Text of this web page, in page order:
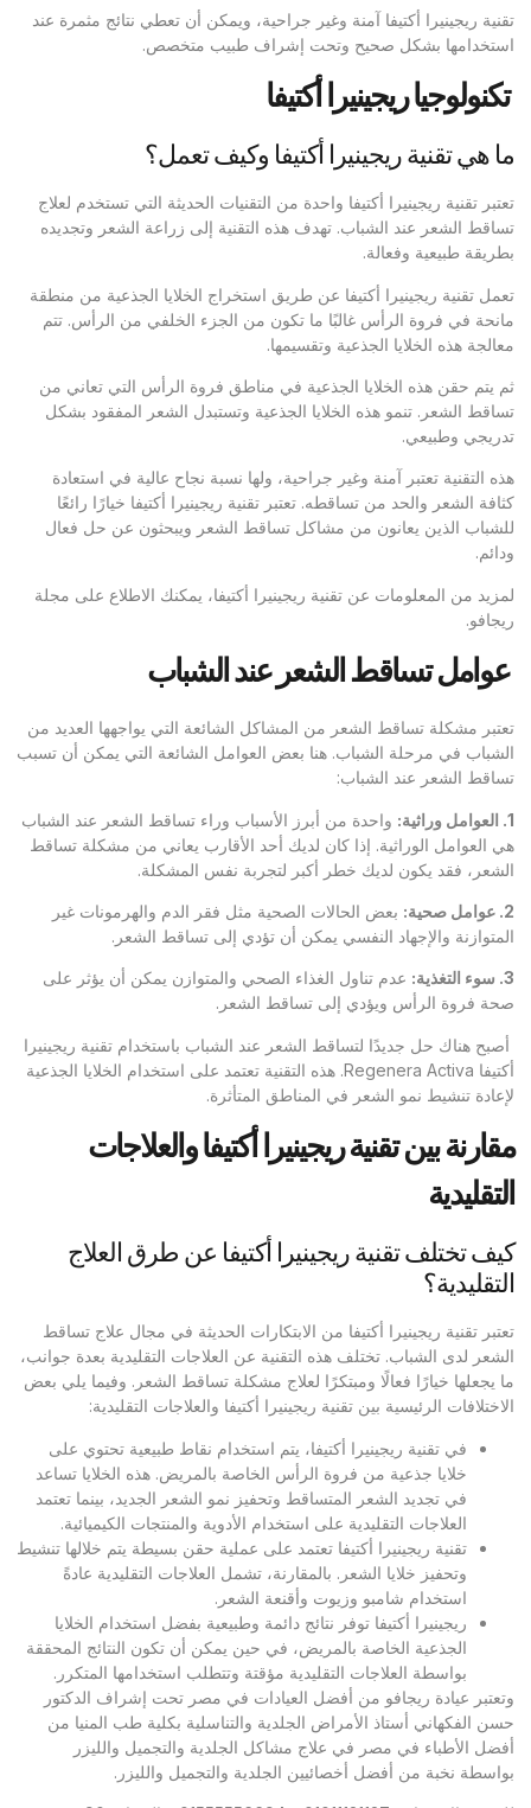
تقنية ريجينيرا أكتيفا آمنة وغير جراحية، ويمكن أن تعطي نتائج مثمرة عند
استخدامها بشكل صحيح وتحت إشراف طبيب متخصص.
تكنولوجيا ريجينيرا أكتيفا
ما هي تقنية ريجينيرا أكتيفا وكيف تعمل؟
تعتبر تقنية ريجينيرا أكتيفا واحدة من التقنيات الحديثة التي تستخدم لعلاج
تساقط الشعر عند الشباب. تهدف هذه التقنية إلى زراعة الشعر وتجديده
بطريقة طبيعية وفعالة.
تعمل تقنية ريجينيرا أكتيفا عن طريق استخراج الخلايا الجذعية من منطقة
مانحة في فروة الرأس غالبًا ما تكون من الجزء الخلفي من الرأس. تتم
معالجة هذه الخلايا الجذعية وتقسيمها.
ثم يتم حقن هذه الخلايا الجذعية في مناطق فروة الرأس التي تعاني من
تساقط الشعر. تنمو هذه الخلايا الجذعية وتستبدل الشعر المفقود بشكل
تدريجي وطبيعي.
هذه التقنية تعتبر آمنة وغير جراحية، ولها نسبة نجاح عالية في استعادة
كثافة الشعر والحد من تساقطه. تعتبر تقنية ريجينيرا أكتيفا خيارًا رائعًا
للشباب الذين يعانون من مشاكل تساقط الشعر ويبحثون عن حل فعال
ودائم.
لمزيد من المعلومات عن تقنية ريجينيرا أكتيفا، يمكنك الاطلاع على مجلة
ريجافو.
عوامل تساقط الشعر عند الشباب
تعتبر مشكلة تساقط الشعر من المشاكل الشائعة التي يواجهها العديد من
الشباب في مرحلة الشباب. هنا بعض العوامل الشائعة التي يمكن أن تسبب
تساقط الشعر عند الشباب:
1. العوامل وراثية: واحدة من أبرز الأسباب وراء تساقط الشعر عند الشباب
هي العوامل الوراثية. إذا كان لديك أحد الأقارب يعاني من مشكلة تساقط
الشعر، فقد يكون لديك خطر أكبر لتجربة نفس المشكلة.
2. عوامل صحية: بعض الحالات الصحية مثل فقر الدم والهرمونات غير
المتوازنة والإجهاد النفسي يمكن أن تؤدي إلى تساقط الشعر.
3. سوء التغذية: عدم تناول الغذاء الصحي والمتوازن يمكن أن يؤثر على
صحة فروة الرأس ويؤدي إلى تساقط الشعر.
أصبح هناك حل جديدًا لتساقط الشعر عند الشباب باستخدام تقنية ريجينيرا
أكتيفا Regenera Activa. هذه التقنية تعتمد على استخدام الخلايا الجذعية
لإعادة تنشيط نمو الشعر في المناطق المتأثرة.
مقارنة بين تقنية ريجينيرا أكتيفا والعلاجات
التقليدية
كيف تختلف تقنية ريجينيرا أكتيفا عن طرق العلاج
التقليدية؟
تعتبر تقنية ريجينيرا أكتيفا من الابتكارات الحديثة في مجال علاج تساقط
الشعر لدى الشباب. تختلف هذه التقنية عن العلاجات التقليدية بعدة جوانب،
ما يجعلها خيارًا فعالًا ومبتكرًا لعلاج مشكلة تساقط الشعر. وفيما يلي بعض
الاختلافات الرئيسية بين تقنية ريجينيرا أكتيفا والعلاجات التقليدية:
في تقنية ريجينيرا أكتيفا، يتم استخدام نقاط طبيعية تحتوي على
خلايا جذعية من فروة الرأس الخاصة بالمريض. هذه الخلايا تساعد
في تجديد الشعر المتساقط وتحفيز نمو الشعر الجديد، بينما تعتمد
العلاجات التقليدية على استخدام الأدوية والمنتجات الكيميائية.
تقنية ريجينيرا أكتيفا تعتمد على عملية حقن بسيطة يتم خلالها تنشيط
وتحفيز خلايا الشعر. بالمقارنة، تشمل العلاجات التقليدية عادةً
استخدام شامبو وزيوت وأقنعة الشعر.
ريجينيرا أكتيفا توفر نتائج دائمة وطبيعية بفضل استخدام الخلايا
الجذعية الخاصة بالمريض، في حين يمكن أن تكون النتائج المحققة
بواسطة العلاجات التقليدية مؤقتة وتتطلب استخدامها المتكرر.
وتعتبر عيادة ريجافو من أفضل العيادات في مصر تحت إشراف الدكتور
حسن الفكهاني أستاذ الأمراض الجلدية والتناسلية بكلية طب المنيا من
أفضل الأطباء في مصر في علاج مشاكل الجلدية والتجميل والليزر
بواسطة نخبة من أفضل أخصائيين الجلدية والتجميل والليزر.